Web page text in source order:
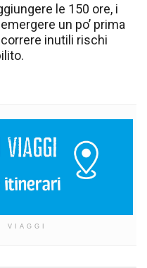
le 150 ore, i
un po’ prima
inutili rischi
VIAGGI